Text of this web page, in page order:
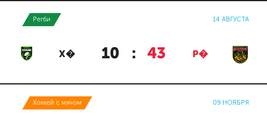
Регби 14 АВГУСТА
Х� 10 : 43 Р�
Хоккей с мячом 09 НОЯБРЯ